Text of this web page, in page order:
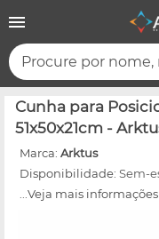
Procure por nome,
Cunha para
51x50x21cm -
Marca: Arktus
Disponibilidade: Sem-
...Veja mais informações